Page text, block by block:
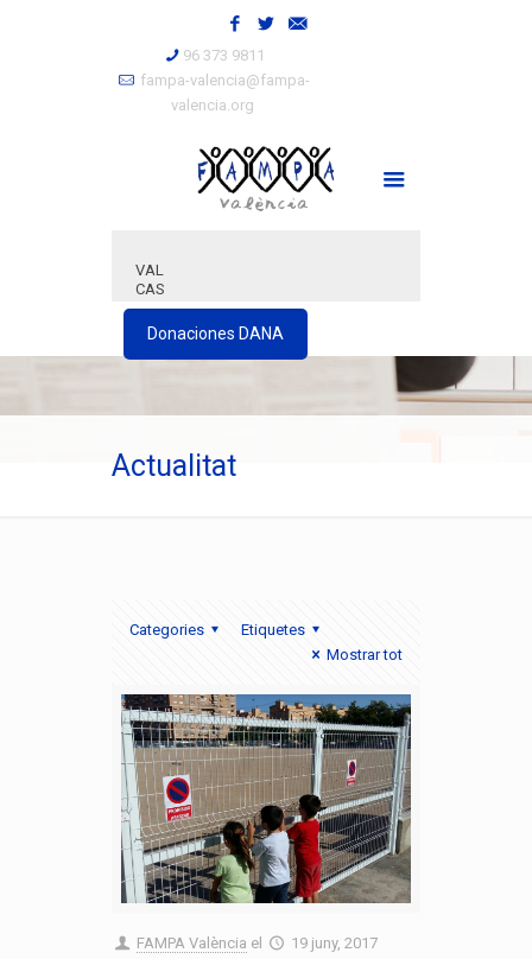
96 373 9811
fampa-valencia@fampa-
valencia.org
VAL
CAS
Donaciones DANA
Actualitat
Categories
Etiquetes
Mostrar tot
FAMPA València el 19 juny, 2017